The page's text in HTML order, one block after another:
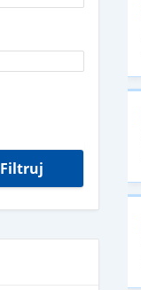
Filtruj